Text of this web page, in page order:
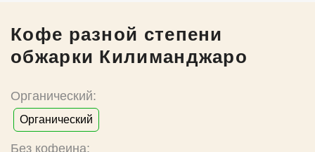
Кофе разной степени
обжарки Килиманджаро
Органический:
Органический
Без кофеина: